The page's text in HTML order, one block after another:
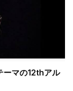
マの12thアル